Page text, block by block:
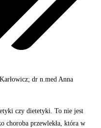
czy dietetyki. To nie jest
choroba przewlekła, która w